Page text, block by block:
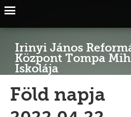
Irinyi János
Központ Tompa
Iskolája
Föld napja